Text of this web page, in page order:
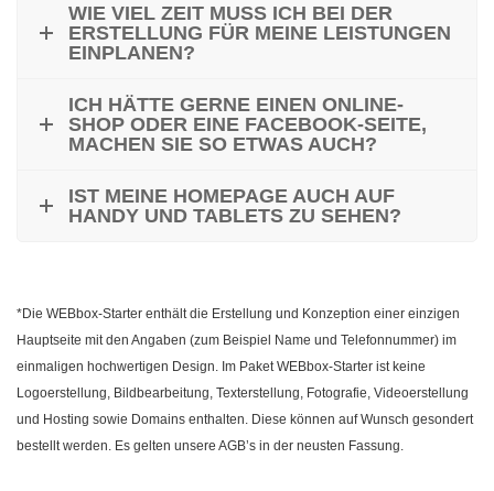
WIE VIEL ZEIT MUSS ICH BEI DER
ERSTELLUNG FÜR MEINE LEISTUNGEN
EINPLANEN?
ICH HÄTTE GERNE EINEN ONLINE-
SHOP ODER EINE FACEBOOK-SEITE,
MACHEN SIE SO ETWAS AUCH?
IST MEINE HOMEPAGE AUCH AUF
HANDY UND TABLETS ZU SEHEN?
*Die WEBbox-Starter enthält die Erstellung und Konzeption einer einzigen
Hauptseite mit den Angaben (zum Beispiel Name und Telefonnummer) im
einmaligen hochwertigen Design. Im Paket WEBbox-Starter ist keine
Logoerstellung, Bildbearbeitung, Texterstellung, Fotografie, Videoerstellung
und Hosting sowie Domains enthalten. Diese können auf Wunsch gesondert
bestellt werden. Es gelten unsere AGB’s in der neusten Fassung.